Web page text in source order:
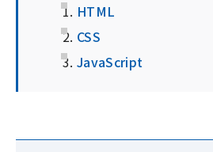
HTML
CSS
JavaScript